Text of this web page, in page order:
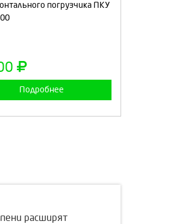
погрузчика ПКУ
Подробнее
расширят